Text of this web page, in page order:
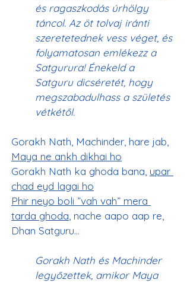
és ragaszkodás úrhölgy
táncol. Az öt tolvaj iránti
szeretetednek vess véget, és
folyamatosan emlékezz a
Satgurura! Énekeld a
Satguru dicséretét, hogy
megszabadulhass a születés
vétkétől.
Gorakh Nath, Machinder, hare jab,
Maya ne ankh dikhai ho
Gorakh Nath ka ghoda bana, upar
chad eyd lagai ho
Phir neyo boli ”vah vah” mera
tarda ghoda , nache aapo aap re,
Gorakh Nath és Machinder
legyőzettek, amikor Maya